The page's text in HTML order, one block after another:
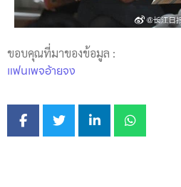
ขอบคุณที่มาของข้อมูล :
แฟนเพจอ้ายจง